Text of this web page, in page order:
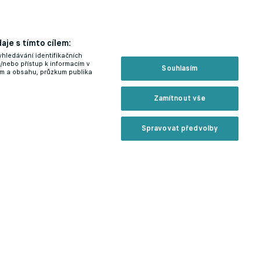
s tímto cílem:
identifikačních
přístup k informacím v
a obsahu, průzkum publika
Souhlasím
Zamítnout vše
Spravovat předvolby